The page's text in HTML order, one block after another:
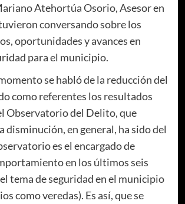
Atehortúa Osorio, Asesor en
conversando sobre los
oportunidades y avances en
para el municipio.
se habló de la reducción del
como referentes los resultados
Observatorio del Delito, que
disminución, en general, ha sido del
es el encargado de
en los últimos seis
tema de seguridad en el municipio
como veredas). Es así, que se